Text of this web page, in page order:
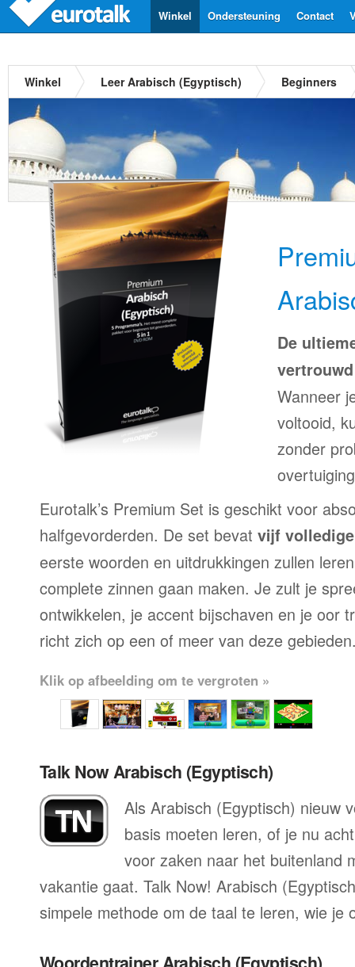
Contact
Ondersteuning
Winkel
Winkel Leer Arabisch (Egyptisch) Beginners
De
Wanneer
voltooid,
zonder
Eurotalk’s Premium Set is geschikt voor
halfgevorderden. De set bevat vijf
eerste woorden en uitdrukkingen zullen
complete zinnen gaan maken. Je zult je
ontwikkelen, je accent bijschaven en je oor
richt zich op een of meer van deze
Klik op afbeelding om te vergroten »
Talk Now Arabisch (Egyptisch)
Als Arabisch (Egyptisch) nieuw
basis moeten leren, of je nu
voor zaken naar het buitenland
vakantie gaat. Talk Now! Arabisch
simpele methode om de taal te leren, wie je